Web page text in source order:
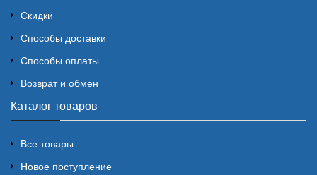
Скидки
Способы доставки
Способы оплаты
Возврат и обмен
Каталог товаров
Все товары
Новое поступление